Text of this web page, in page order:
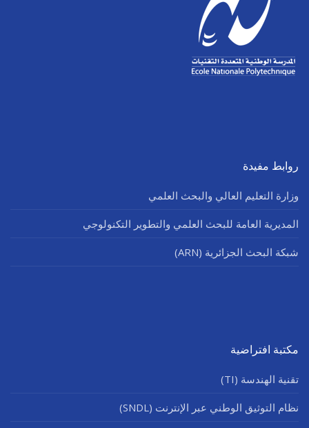
روابط مفيدة
وزارة التعليم العالي والبحث العلمي
المديرية العامة للبحث العلمي والتطوير التكنولوجي
شبكة البحث الجزائرية (ARN)
مكتبة افتراضية
تقنية الهندسة (TI)
نظام التوثيق الوطني عبر الإنترنت (SNDL)